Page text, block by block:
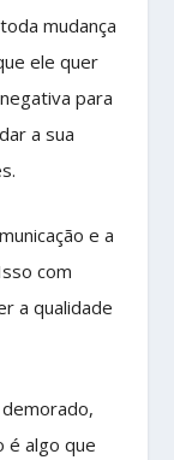
mudança
ele quer
para
a sua
e a
com
a qualidade
é algo que